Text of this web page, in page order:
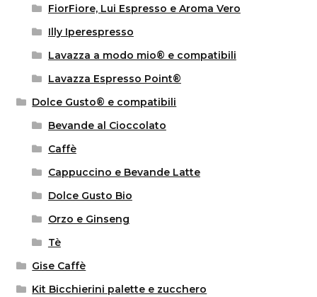
FiorFiore, Lui Espresso e Aroma Vero
Illy Iperespresso
Lavazza a modo mio® e compatibili
Lavazza Espresso Point®
Dolce Gusto® e compatibili
Bevande al Cioccolato
Caffè
Cappuccino e Bevande Latte
Dolce Gusto Bio
Orzo e Ginseng
Tè
Gise Caffè
Kit Bicchierini palette e zucchero